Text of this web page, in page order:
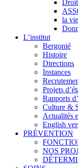
la
L’institut
Bergonié
Histoire
Directions
Instances
Projets
Rapports
Culture &
Actualités
English
PRÉVENTION
NOS